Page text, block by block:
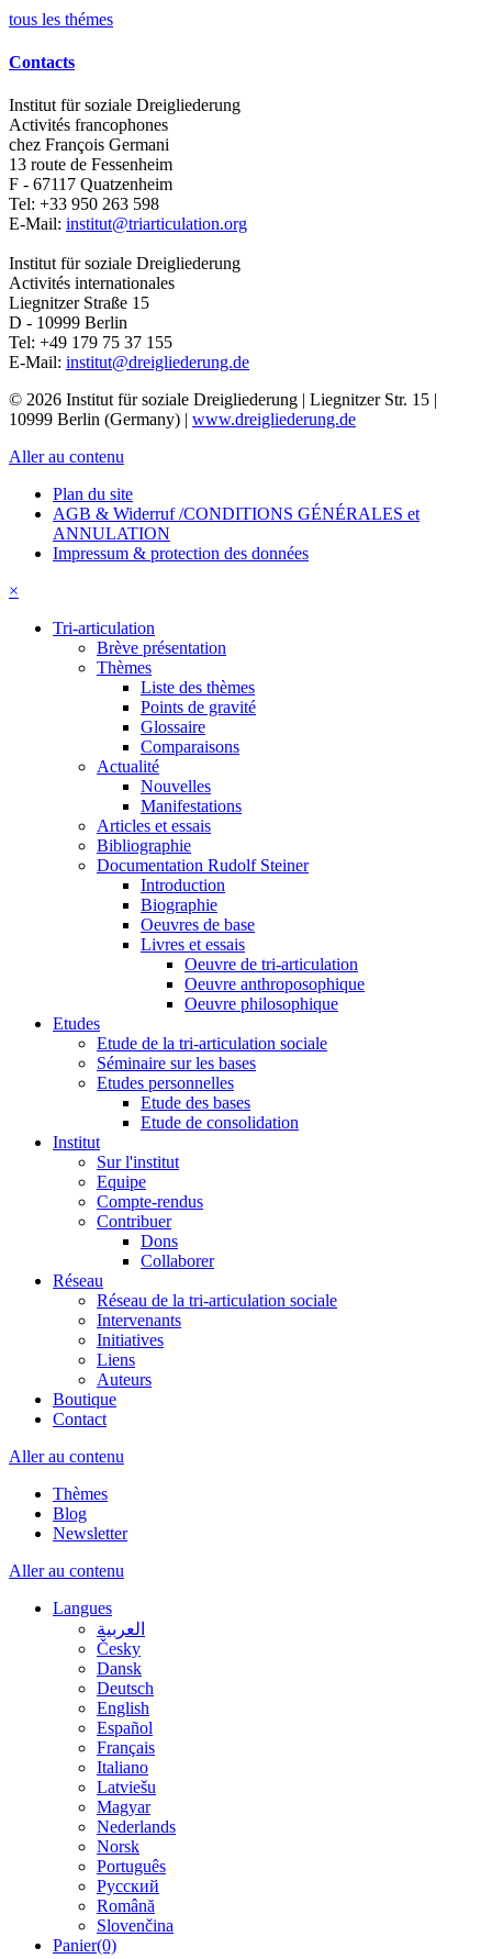
tous les thémes
Contacts
Institut für soziale Dreigliederung
Activités francophones
chez François Germani
13 route de Fessenheim
F - 67117 Quatzenheim
Tel: +33 950 263 598
E-Mail: institut@triarticulation.org
Institut für soziale Dreigliederung
Activités internationales
Liegnitzer Straße 15
D - 10999 Berlin
Tel: +49 179 75 37 155
E-Mail: institut@dreigliederung.de
© 2026 Institut für soziale Dreigliederung | Liegnitzer Str. 15 |
10999 Berlin (Germany) | www.dreigliederung.de
Aller au contenu
Plan du site
AGB & Widerruf /CONDITIONS GÉNÉRALES et
ANNULATION
Impressum & protection des données
×
Tri-articulation
Brève présentation
Thèmes
Liste des thèmes
Points de gravité
Glossaire
Comparaisons
Actualité
Nouvelles
Manifestations
Articles et essais
Bibliographie
Documentation Rudolf Steiner
Introduction
Biographie
Oeuvres de base
Livres et essais
Oeuvre de tri-articulation
Oeuvre anthroposophique
Oeuvre philosophique
Etudes
Etude de la tri-articulation sociale
Séminaire sur les bases
Etudes personnelles
Etude des bases
Etude de consolidation
Institut
Sur l'institut
Equipe
Compte-rendus
Contribuer
Dons
Collaborer
Réseau
Réseau de la tri-articulation sociale
Intervenants
Initiatives
Liens
Auteurs
Boutique
Contact
Aller au contenu
Thèmes
Blog
Newsletter
Aller au contenu
Langues
العربية
Česky
Dansk
Deutsch
English
Español
Français
Italiano
Latviešu
Magyar
Nederlands
Norsk
Português
Русский
Română
Slovenčina
Panier(0)